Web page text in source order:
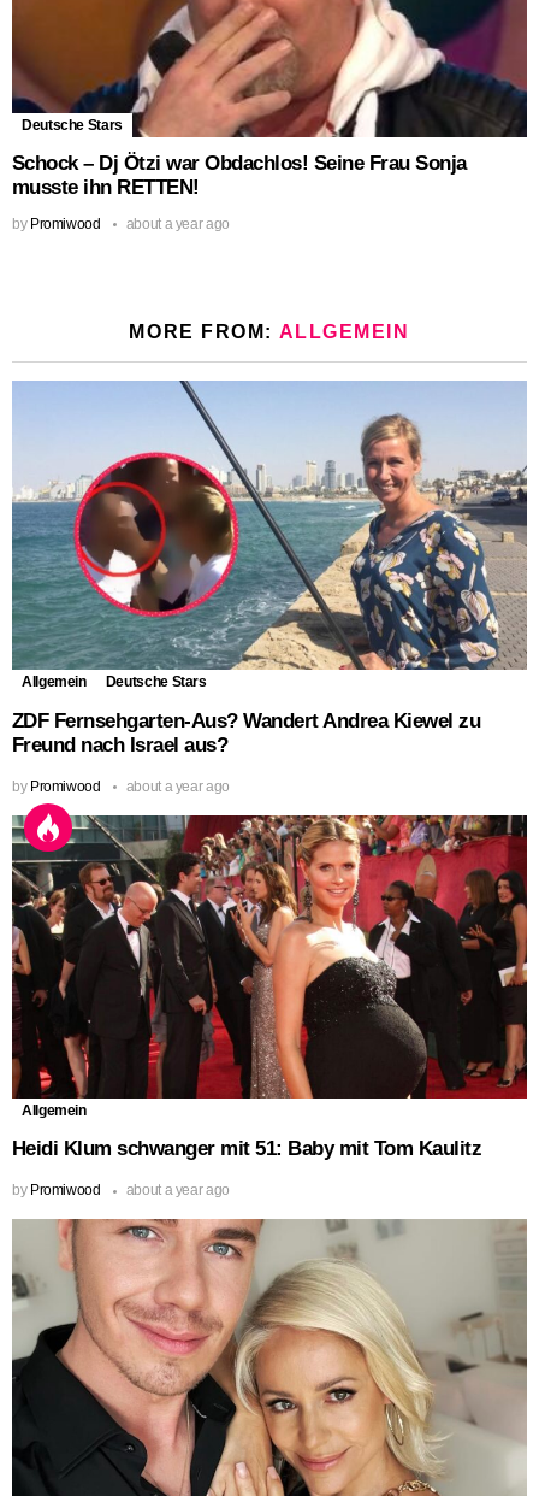
Deutsche Stars
Schock – Dj Ötzi war Obdachlos! Seine Frau Sonja
musste ihn RETTEN!
by Promiwood about a year ago
MORE FROM: ALLGEMEIN
Allgemein Deutsche Stars
ZDF Fernsehgarten-Aus? Wandert Andrea Kiewel zu
Freund nach Israel aus?
by Promiwood about a year ago
Allgemein
Heidi Klum schwanger mit 51: Baby mit Tom Kaulitz
by Promiwood about a year ago